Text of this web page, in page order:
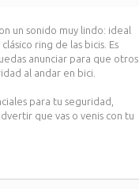
un sonido muy lindo: ideal
ring de las bicis. Es
anunciar para que otros
al andar en bici.
para tu seguridad,
que vas o venis con tu